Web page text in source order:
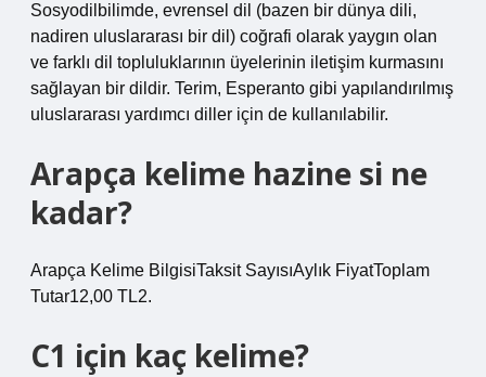
Sosyodilbilimde, evrensel dil (bazen bir dünya dili,
nadiren uluslararası bir dil) coğrafi olarak yaygın olan
ve farklı dil topluluklarının üyelerinin iletişim kurmasını
sağlayan bir dildir. Terim, Esperanto gibi yapılandırılmış
uluslararası yardımcı diller için de kullanılabilir.
Arapça kelime hazine si ne
kadar?
Arapça Kelime BilgisiTaksit SayısıAylık FiyatToplam
Tutar12,00 TL2.
C1 için kaç kelime?